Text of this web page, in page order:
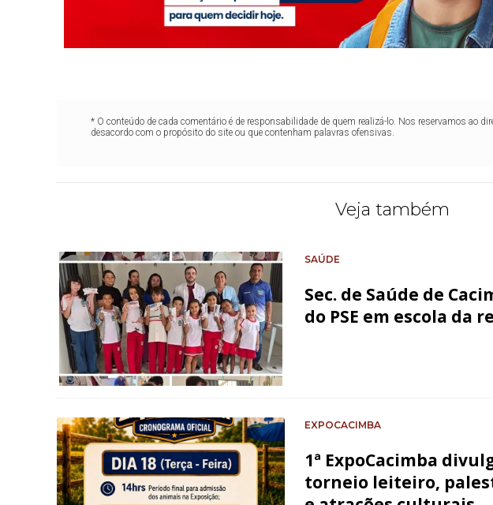
* O conteúdo de cada comentário é de responsabilidade de quem realizá-lo. Nos reservamos ao
desacordo com o propósito do site ou que contenham palavras ofensivas.
Veja também
SAÚDE
Sec. de Saúde de
do PSE em escola da
EXPOCACIMBA
1ª ExpoCacimba
torneio leiteiro,